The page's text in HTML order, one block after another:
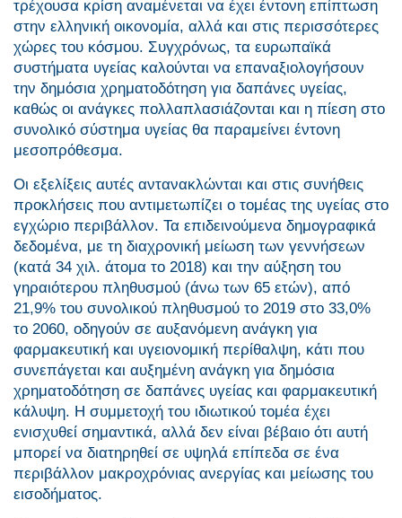
τρέχουσα κρίση αναμένεται να έχει έντονη επίπτωση
στην ελληνική οικονομία, αλλά και στις περισσότερες
χώρες του κόσμου. Συγχρόνως, τα ευρωπαϊκά
συστήματα υγείας καλούνται να επαναξιολογήσουν
την δημόσια χρηματοδότηση για δαπάνες υγείας,
καθώς οι ανάγκες πολλαπλασιάζονται και η πίεση στο
συνολικό σύστημα υγείας θα παραμείνει έντονη
μεσοπρόθεσμα.
Οι εξελίξεις αυτές αντανακλώνται και στις συνήθεις
προκλήσεις που αντιμετωπίζει ο τομέας της υγείας στο
εγχώριο περιβάλλον. Τα επιδεινούμενα δημογραφικά
δεδομένα, με τη διαχρονική μείωση των γεννήσεων
(κατά 34 χιλ. άτομα το 2018) και την αύξηση του
γηραιότερου πληθυσμού (άνω των 65 ετών), από
21,9% του συνολικού πληθυσμού το 2019 στο 33,0%
το 2060, οδηγούν σε αυξανόμενη ανάγκη για
φαρμακευτική και υγειονομική περίθαλψη, κάτι που
συνεπάγεται και αυξημένη ανάγκη για δημόσια
χρηματοδότηση σε δαπάνες υγείας και φαρμακευτική
κάλυψη. Η συμμετοχή του ιδιωτικού τομέα έχει
ενισχυθεί σημαντικά, αλλά δεν είναι βέβαιο ότι αυτή
μπορεί να διατηρηθεί σε υψηλά επίπεδα σε ένα
περιβάλλον μακροχρόνιας ανεργίας και μείωσης του
εισοδήματος.